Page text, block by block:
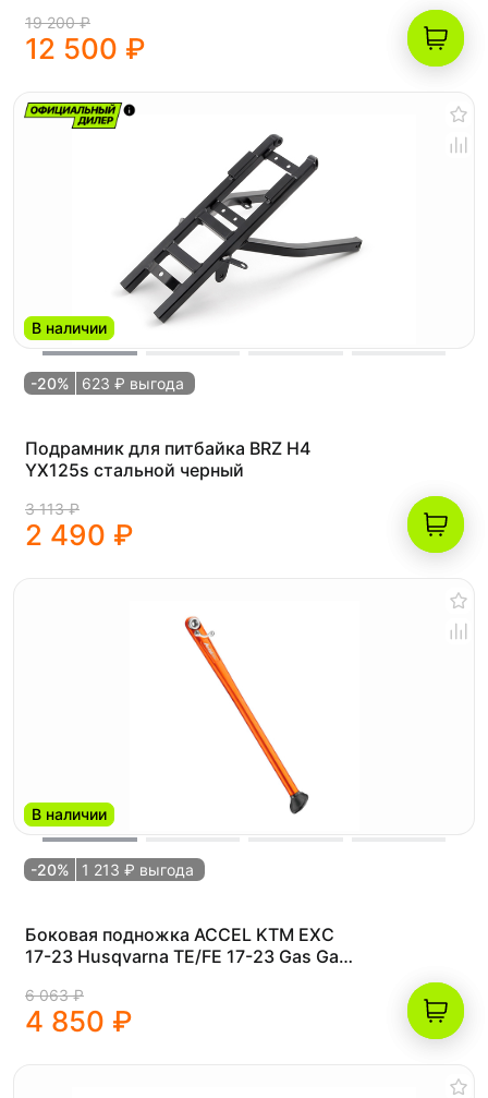
19 200 ₽
12 500 ₽
В наличии
-20% 623 ₽ выгода
Подрамник для питбайка BRZ H4
YX125s стальной черный
3 113 ₽
2 490 ₽
В наличии
-20% 1 213 ₽ выгода
Боковая подножка ACCEL KTM EXC
17-23 Husqvarna TE/FE 17-23 Gas Gas
6 063 ₽
4 850 ₽